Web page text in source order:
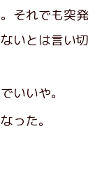
それでも突発
いとは言い切
いや。
った。